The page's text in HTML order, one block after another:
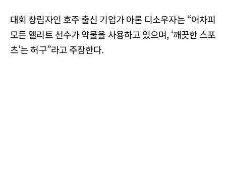
대회 창립자인 호주 출신 기업가 아론 디소우자는 “어차피
모든 엘리트 선수가 약물을 사용하고 있으며, ‘깨끗한 스포
츠’는 허구”라고 주장한다.